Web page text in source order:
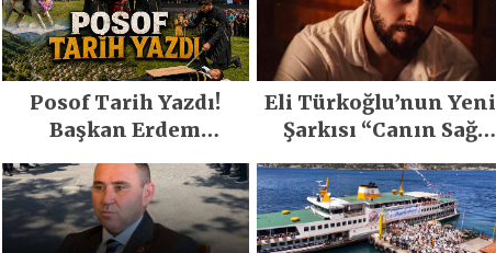
Posof Tarih Yazdı!
Başkan Erdem
Emeğiyle Son Yılların
En Büyük Festivali
Gerçekleşti
Eli Türkoğlu’nun Yeni
Şarkısı “Canın Sağ
Gördü!..